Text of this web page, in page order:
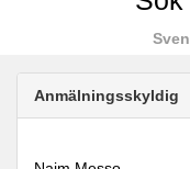
Anmälningsskyldig